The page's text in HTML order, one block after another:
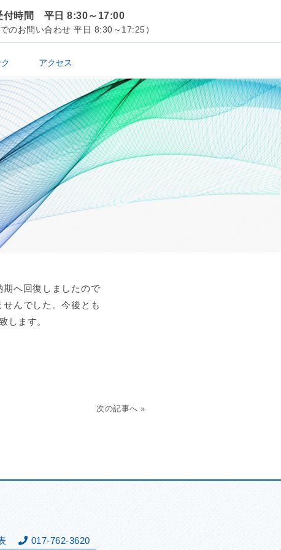
付時間 平日 8:30～17:00
でのお問い合わせ 平日 8:30～17:25）
アクセス
期へ回復しましたので
んでした。今後とも
します。
次の記事へ »
017-762-3620